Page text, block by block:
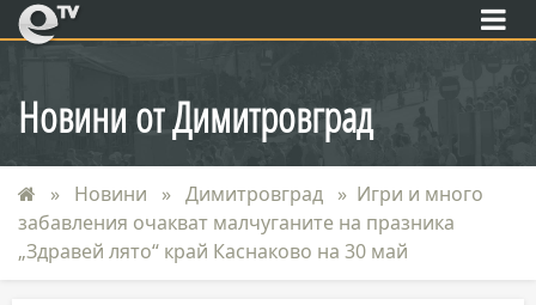
eTV
Новини от Димитровград
Новини Димитровград
Игри и много
забавления очакват малчуганите на празника
„Здравей лято“ край Каснаково на 30 май